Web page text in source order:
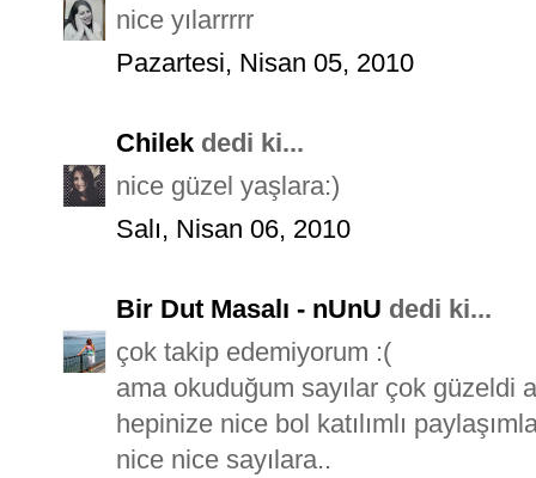
nice yılarrrrr
Pazartesi, Nisan 05, 2010
Chilek dedi ki...
nice güzel yaşlara:)
Salı, Nisan 06, 2010
Bir Dut Masalı - nUnU dedi ki...
çok takip edemiyorum :(
ama okuduğum sayılar çok güzeldi
hepinize nice bol katılımlı
nice nice sayılara..